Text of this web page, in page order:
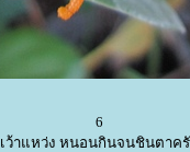
6
เว้าแหว่ง หนอนกินจนชินตาค